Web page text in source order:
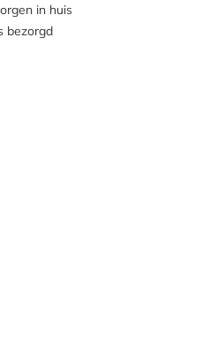
in huis
bezorgd